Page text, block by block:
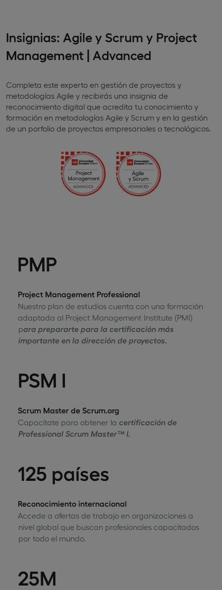
Insignias: Agile y Scrum y Project
Management | Advanced
Completa este experto en gestión de proyectos y
metodologías Agile y recibirás una insignia de
reconocimiento digital que acredita tu conocimiento y
formación en metodologías Agile y Scrum y en la gestión
de un porfolio de proyectos empresariales o tecnológicos.
PMP
Project Management Professional
Nuestro plan de estudios cuenta con una formación
adaptada al Project Management Institute (PMI)
para prepararte para la certificación más
importante en la dirección de proyectos.
PSM I
Scrum Master de Scrum.org
Capacítate para obtener la certificación de
Professional Scrum Master™ I.
125 países
Reconocimiento internacional
Accede a ofertas de trabajo en organizaciones a
nivel global que buscan profesionales capacitados
por todo el mundo.
25M